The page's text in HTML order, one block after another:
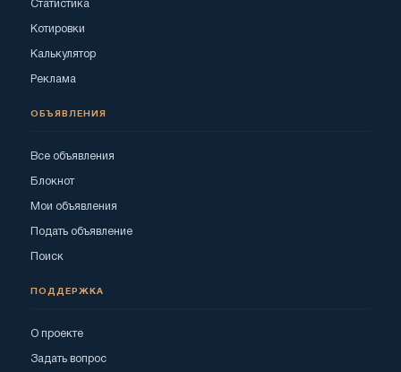
Статистика
Котировки
Калькулятор
Реклама
ОБЪЯВЛЕНИЯ
Все объявления
Блокнот
Мои объявления
Подать объявление
Поиск
ПОДДЕРЖКА
О проекте
Задать вопрос